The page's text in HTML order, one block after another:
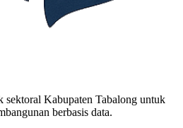
sektoral Kabupaten Tabalong untuk
berbasis data.